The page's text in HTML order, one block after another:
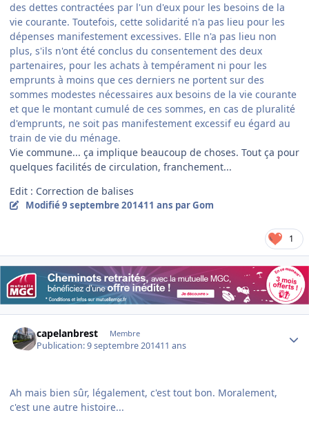
des dettes contractées par l'un d'eux pour les besoins de la
vie courante. Toutefois, cette solidarité n'a pas lieu pour les
dépenses manifestement excessives. Elle n'a pas lieu non
plus, s'ils n'ont été conclus du consentement des deux
partenaires, pour les achats à tempérament ni pour les
emprunts à moins que ces derniers ne portent sur des
sommes modestes nécessaires aux besoins de la vie courante
et que le montant cumulé de ces sommes, en cas de pluralité
d'emprunts, ne soit pas manifestement excessif eu égard au
train de vie du ménage.
Vie commune... ça implique beaucoup de choses. Tout ça pour
quelques facilités de circulation, franchement...
Edit : Correction de balises
Modifié9 septembre 201411 ans par Gom
1
capelanbrest Membre
Publication:9 septembre 201411 ans
Ah mais bien sûr, légalement, c'est tout bon. Moralement,
c'est une autre histoire...